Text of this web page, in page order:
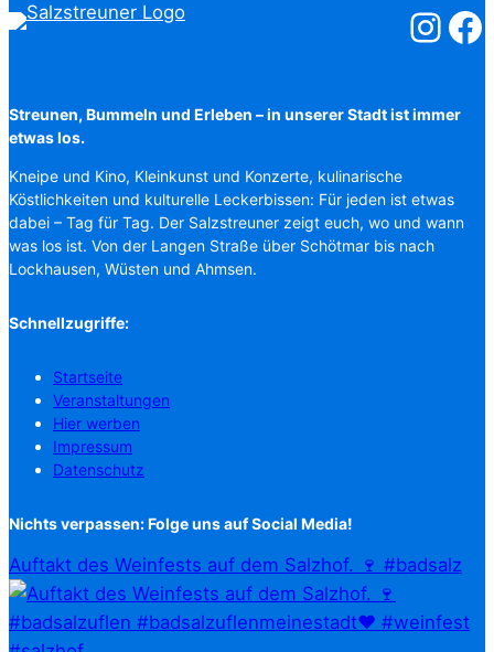
Streunen, Bummeln und Erleben – in unserer Stadt ist immer
etwas los.
Kneipe und Kino, Kleinkunst und Konzerte, kulinarische
Köstlichkeiten und kulturelle Leckerbissen: Für jeden ist etwas
dabei – Tag für Tag. Der Salzstreuner zeigt euch, wo und wann
was los ist. Von der Langen Straße über Schötmar bis nach
Lockhausen, Wüsten und Ahmsen.
Schnellzugriffe:
Startseite
Veranstaltungen
Hier werben
Impressum
Datenschutz
Nichts verpassen: Folge uns auf Social Media!
Auftakt des Weinfests auf dem Salzhof. 🍷 #badsalz